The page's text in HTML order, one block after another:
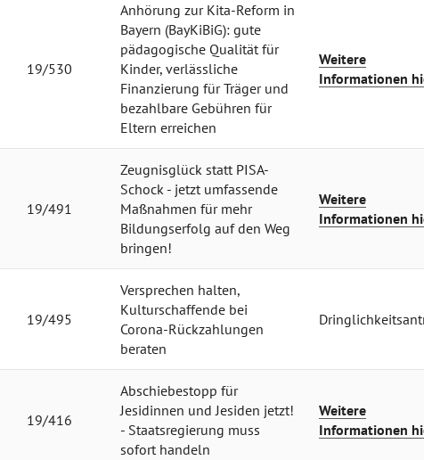
19/530
Anhörung zur Kita-Reform in
Bayern (BayKiBiG): gute
pädagogische Qualität für
Kinder, verlässliche
Finanzierung für Träger und
bezahlbare Gebühren für
Eltern erreichen
Weitere
Informationen
19/491
Zeugnisglück statt PISA-
Schock - jetzt umfassende
Maßnahmen für mehr
Bildungserfolg auf den Weg
bringen!
Weitere
Informationen
19/495
Versprechen halten,
Kulturschaffende bei
Corona-Rückzahlungen
beraten
19/416
Abschiebestopp für
Jesidinnen und Jesiden jetzt!
- Staatsregierung muss
sofort handeln
Weitere
Informationen